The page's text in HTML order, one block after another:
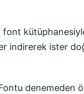
indirerek ister
denemeden